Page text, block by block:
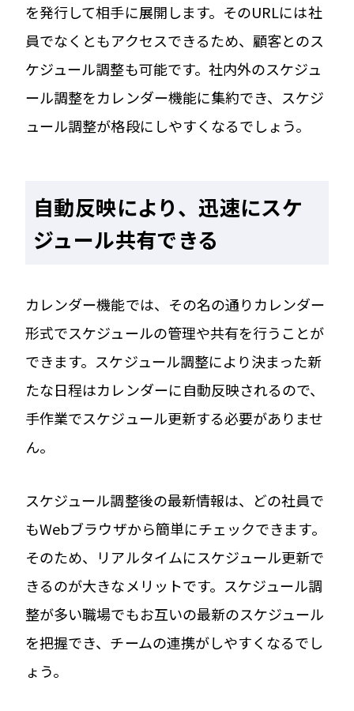
を発行して相手に展開します。そのURLには社
員でなくともアクセスできるため、顧客とのス
ケジュール調整も可能です。社内外のスケジュ
ール調整をカレンダー機能に集約でき、スケジ
ュール調整が格段にしやすくなるでしょう。
自動反映により、迅速にスケ
ジュール共有できる
カレンダー機能では、その名の通りカレンダー
形式でスケジュールの管理や共有を行うことが
できます。スケジュール調整により決まった新
たな日程はカレンダーに自動反映されるので、
手作業でスケジュール更新する必要がありませ
ん。
スケジュール調整後の最新情報は、どの社員で
もWebブラウザから簡単にチェックできます。
そのため、リアルタイムにスケジュール更新で
きるのが大きなメリットです。スケジュール調
整が多い職場でもお互いの最新のスケジュール
を把握でき、チームの連携がしやすくなるでし
ょう。